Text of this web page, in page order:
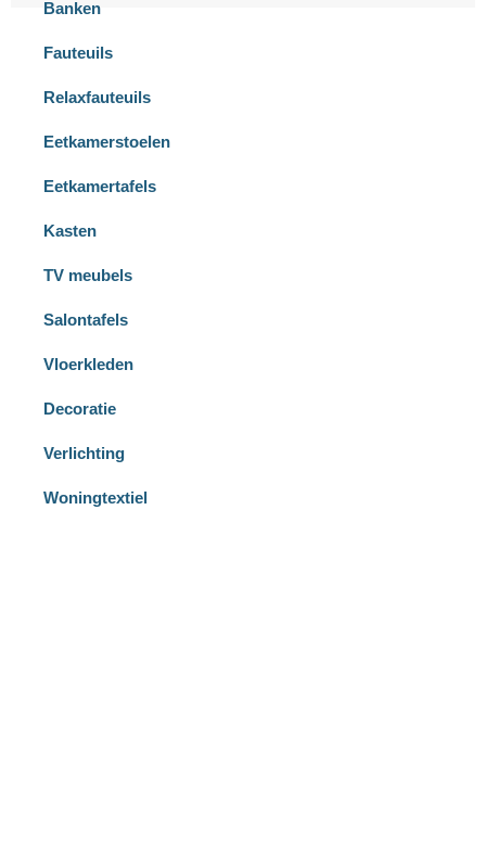
Banken
Fauteuils
Relaxfauteuils
Eetkamerstoelen
Eetkamertafels
Kasten
TV meubels
Salontafels
Vloerkleden
Decoratie
Verlichting
Woningtextiel